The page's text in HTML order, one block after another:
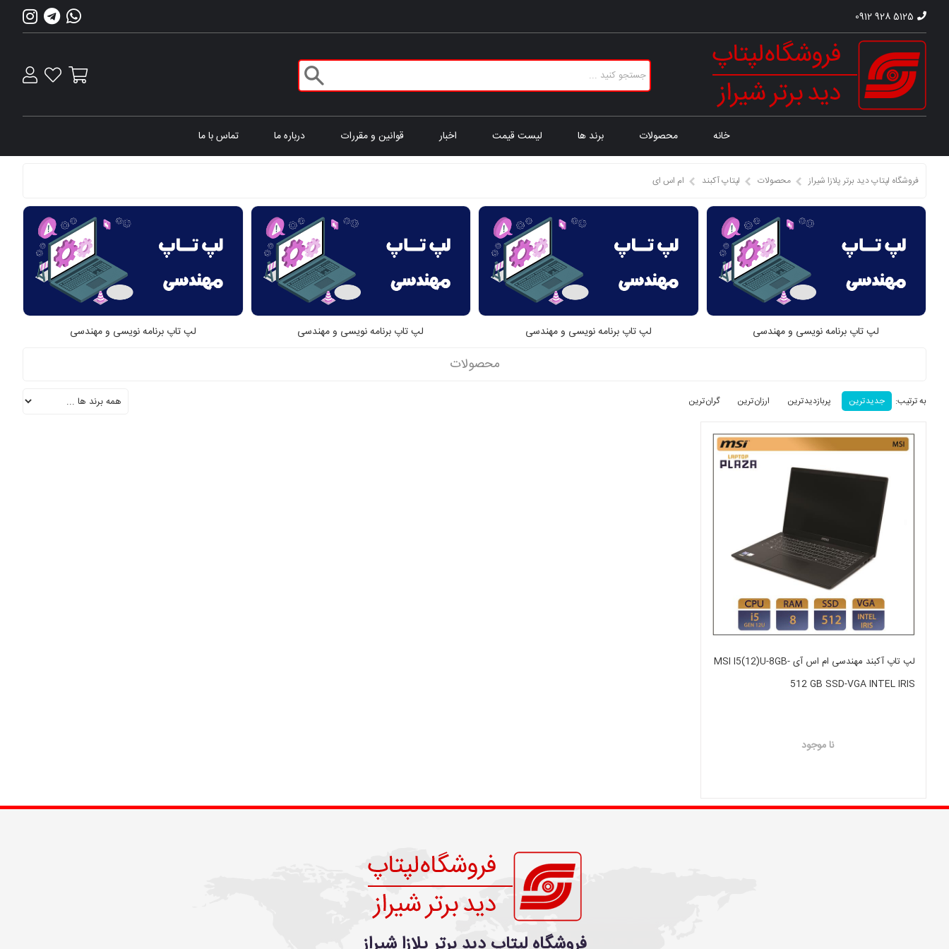
0912 928 5125
خانه محصولات برند ها لیست قیمت اخبار قوانین و مقررات درباره ما تماس با ما
فروشگاه لپتاپ دید برتر پلازا شیراز محصولات لپتاپ آکبند ام اس ای
لپ تاپ برنامه نویسی و مهندسی لپ تاپ برنامه نویسی و مهندسی لپ تاپ برنامه نویسی و مهندسی لپ تاپ برنامه نویسی و مهندسی
محصولات
به ترتیب: جدید ترین پربازدید ترین ارزان ترین گران ترین
لپ تاپ آکبند مهندسی ام اس آی MSI I5(12)U-8GB-
512 GB SSD-VGA INTEL IRIS
نا موجود